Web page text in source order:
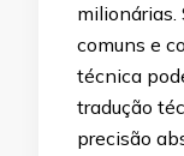
milionárias.
comuns e
técnica
tradução
precisão